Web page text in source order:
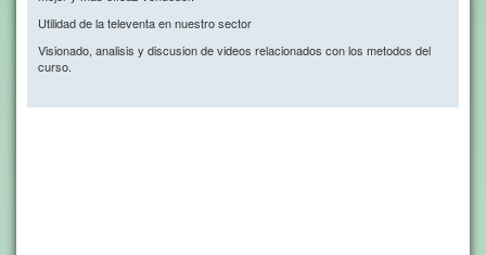
Utilidad de la televenta en nuestro sector
Visionado, analisis y discusion de videos relacionados con los metodos del
curso.